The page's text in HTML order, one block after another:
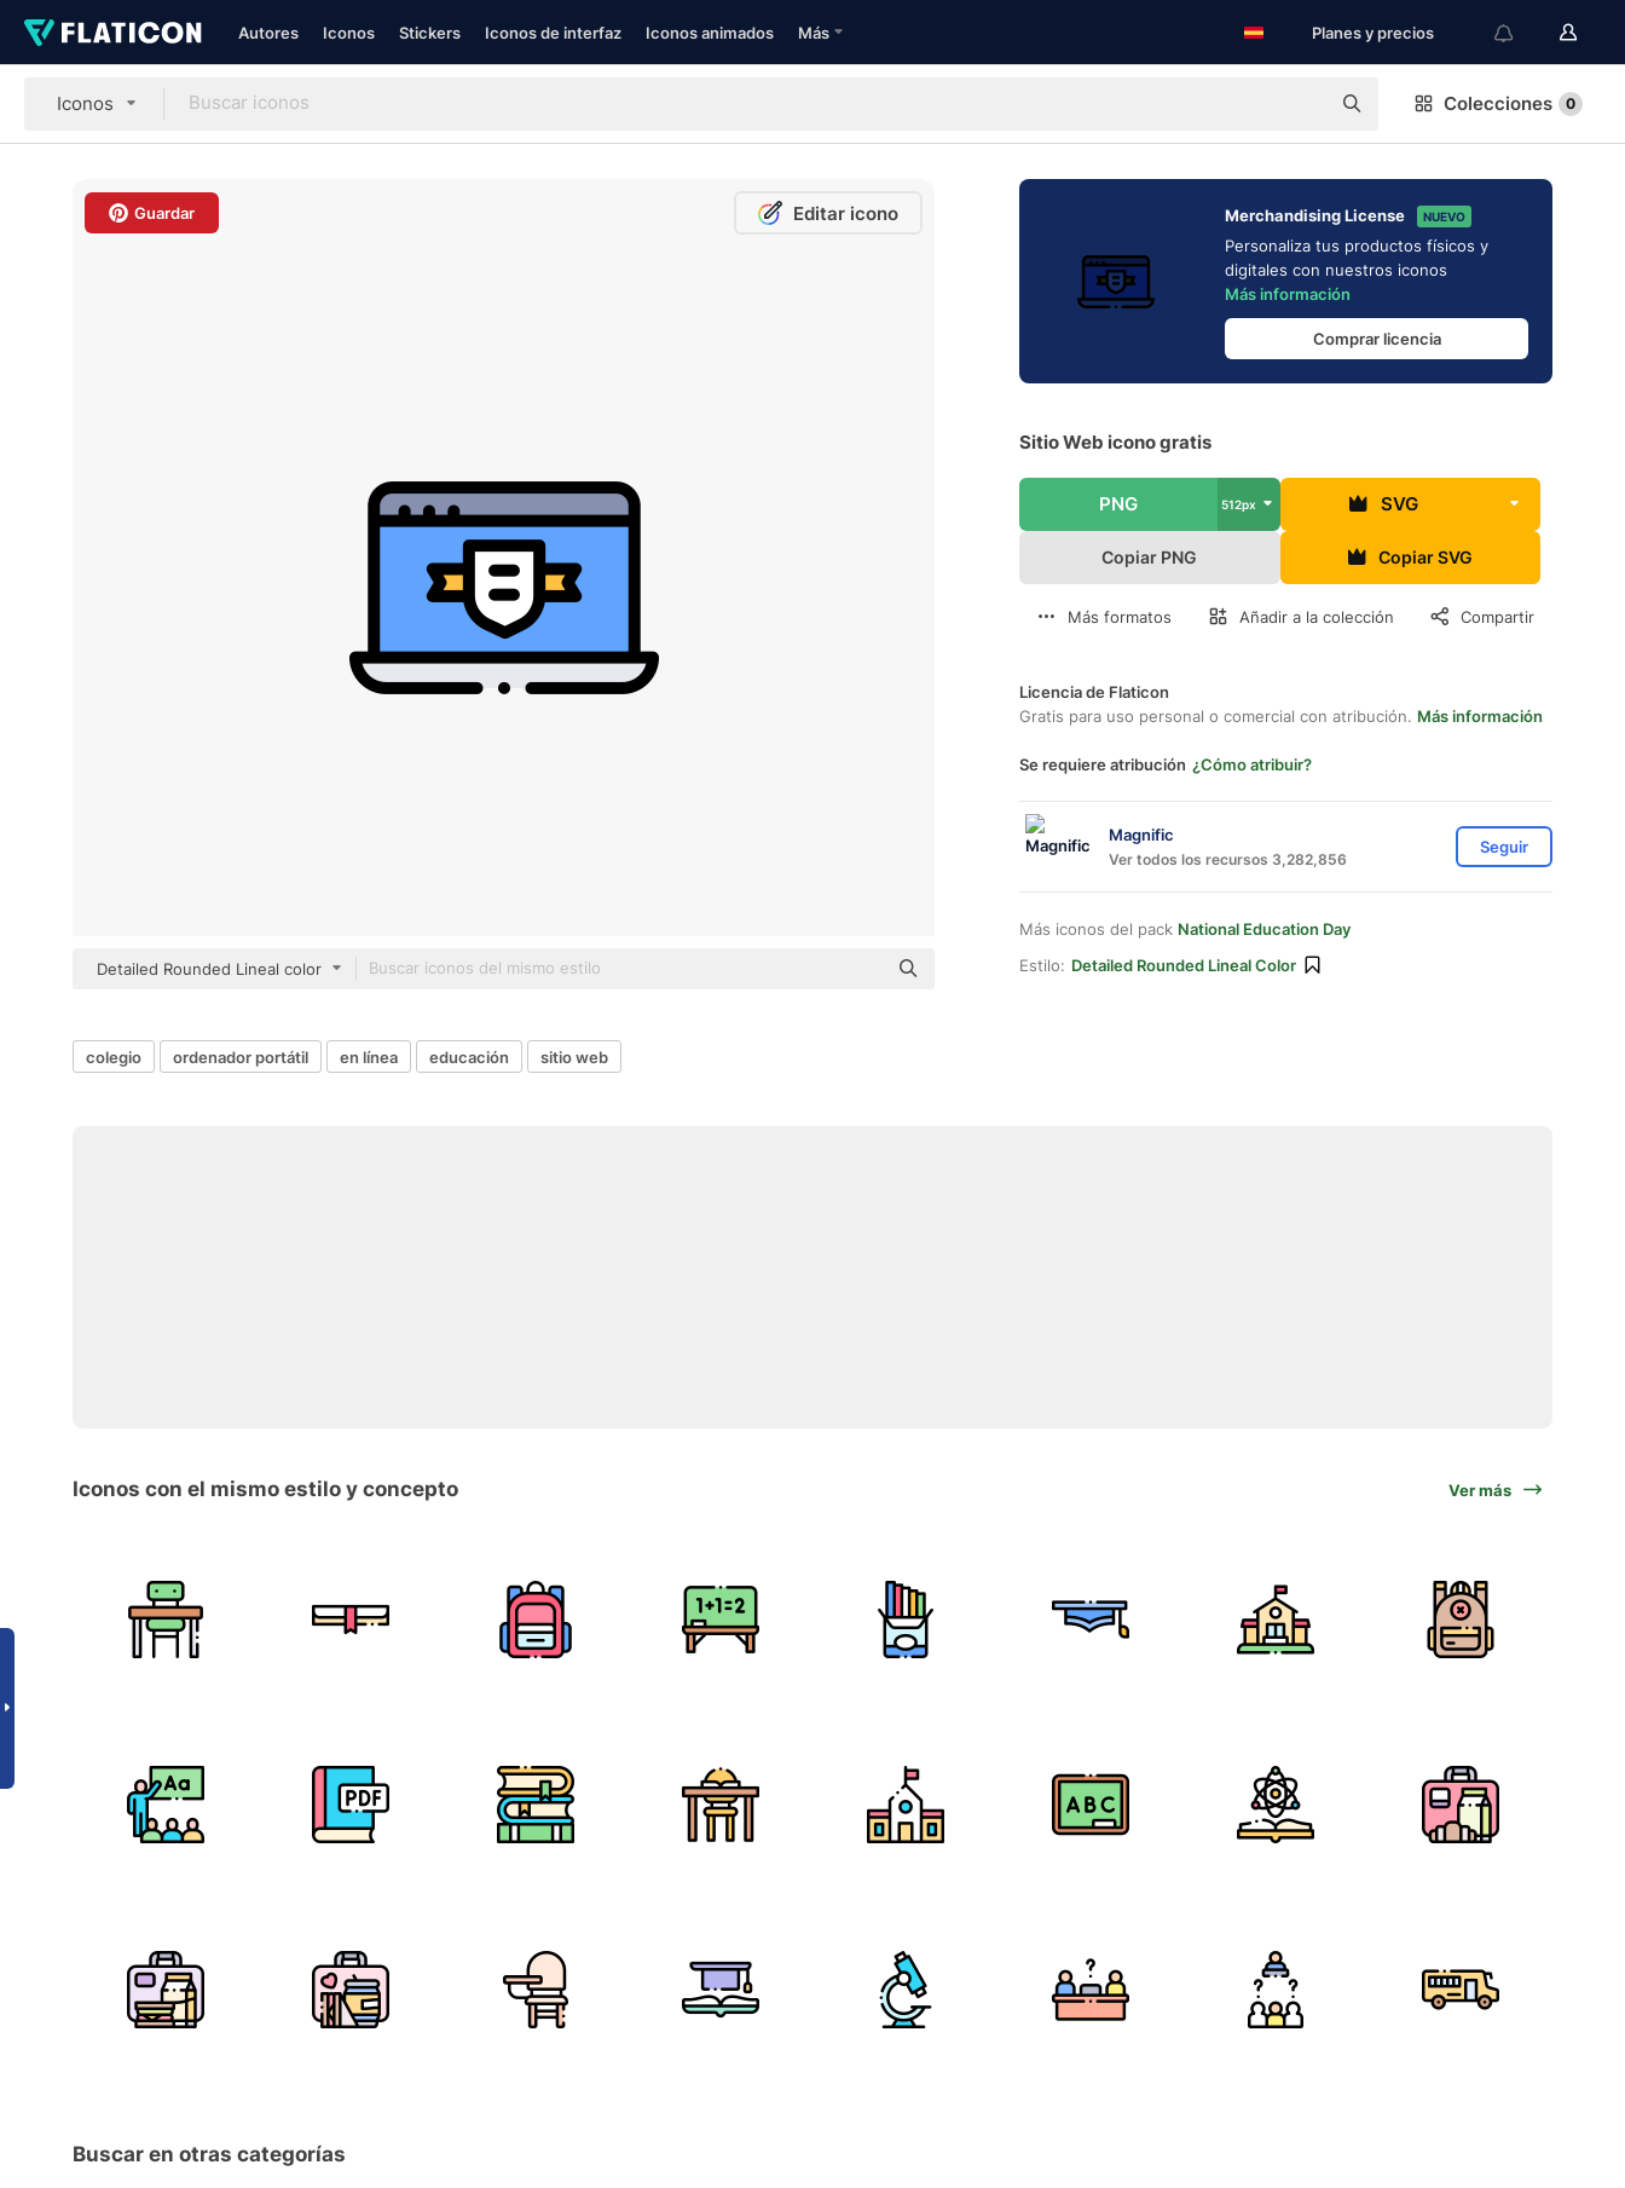
Autores Iconos Stickers Iconos de interfaz Iconos animados Más Planes y precios
Iconos Colecciones 0
Guardar Editar icono
Detailed Rounded Lineal color
Merchandising License NUEVO
Personaliza tus productos físicos y
digitales con nuestros iconos
Más información
Comprar licencia
Sitio Web icono gratis
PNG 512px SVG
Copiar PNG Copiar SVG
Más formatos Añadir a la colección Compartir
Licencia de Flaticon
Gratis para uso personal o comercial con atribución. Más información
Se requiere atribución ¿Cómo atribuir?
Magnific
Ver todos los recursos 3,282,856
Seguir
Más iconos del pack National Education Day
Estilo: Detailed Rounded Lineal Color
colegio ordenador portátil en línea educación sitio web
Iconos con el mismo estilo y concepto Ver más
Buscar en otras categorías